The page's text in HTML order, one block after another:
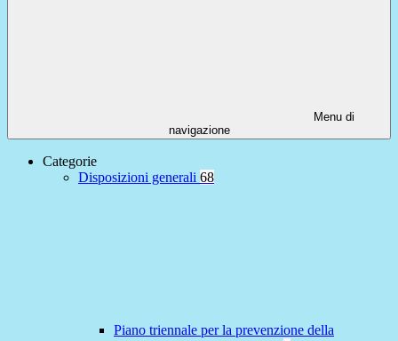
Menu di
navigazione
Categorie
Disposizioni generali 68
Piano triennale per la prevenzione della